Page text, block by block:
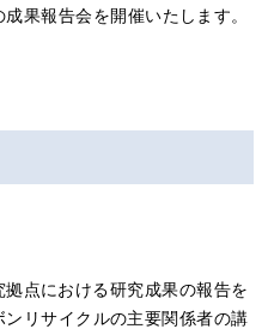
果報告会を開催いたします。
点における研究成果の報告を
リサイクルの主要関係者の講